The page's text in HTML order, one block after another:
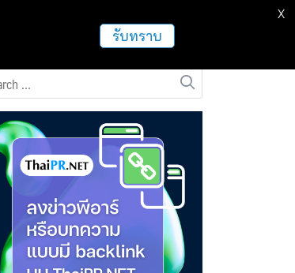
ฝากข่าวประชาสัมพันธ์
รับทราบ
X